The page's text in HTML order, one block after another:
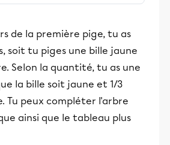
Alloprof engage les élèves
de la première pige, tu as
soit tu piges une bille jaune
Selon la quantité, tu as une
la bille soit jaune et 1/3
Tu peux compléter l'arbre
ainsi que le tableau plus